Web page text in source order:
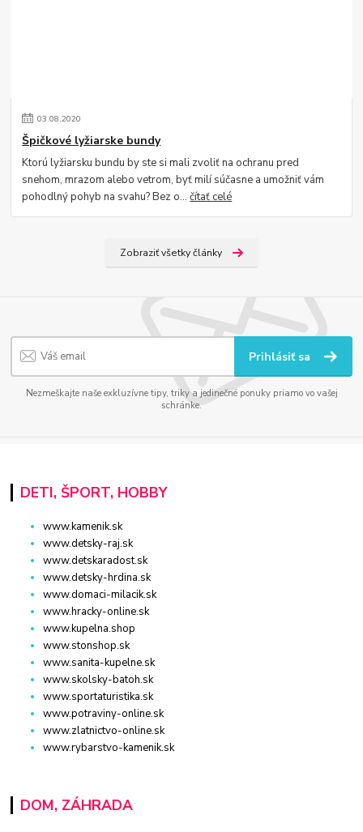
03.08.2020
Špičkové lyžiarske bundy
Ktorú lyžiarsku bundu by ste si mali zvoliť na ochranu pred
snehom, mrazom alebo vetrom, byť milí súčasne a umožniť vám
pohodlný pohyb na svahu? Bez o...čítať celé
Zobraziť všetky články
Prihlásiť sa
Nezmeškajte naše exkluzívne tipy, triky a jedinečné ponuky priamo vo vašej
schránke.
DETI, ŠPORT, HOBBY
www.kamenik.sk
www.detsky-raj.sk
www.detskaradost.sk
www.detsky-hrdina.sk
www.domaci-milacik.sk
www.hracky-online.sk
www.kupelna.shop
www.stonshop.sk
www.sanita-kupelne.sk
www.skolsky-batoh.sk
www.sportaturistika.sk
www.potraviny-online.sk
www.zlatnictvo-online.sk
www.rybarstvo-kamenik.sk
DOM, ZÁHRADA